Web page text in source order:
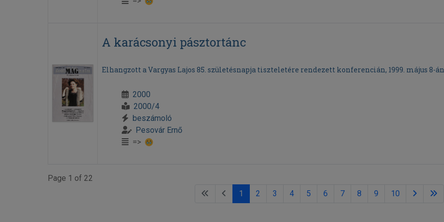
A karácsonyi pásztortánc
Elhangzott a Vargyas Lajos 85. születésnapja tiszteletére rendezett konferencián, 1999. május 8-án
2000
2000/4
beszámoló
Pesovár Ernő
=>
Page 1 of 22
1
2 3 4 5 6 7 8 9 10